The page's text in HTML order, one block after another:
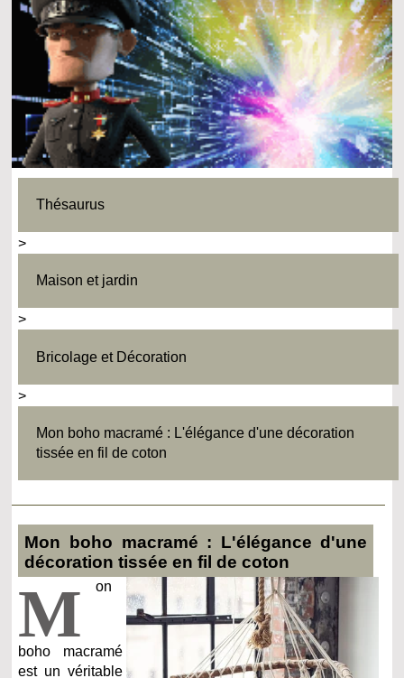
Thésaurus
>
Maison et jardin
>
Bricolage et Décoration
>
Mon boho macramé : L'élégance d'une décoration
tissée en fil de coton
Mon boho macramé : L'élégance d'une
décoration tissée en fil de coton
M on
boho macramé
est un véritable